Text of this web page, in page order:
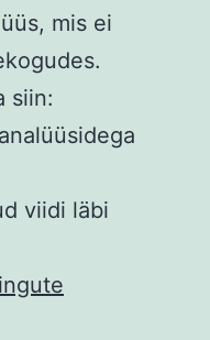
mis ei
siin:
viidi läbi